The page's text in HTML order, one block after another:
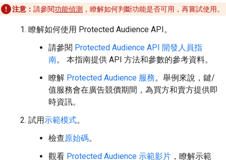
注意： 請參閱功能偵測 ，瞭解如何判斷功能是否可用，再嘗試使用。
瞭解如何使用 Protected Audience API。
請參閱 Protected Audience API 開發人員指
南。 本指南提供 API 方法和參數的參考資料。
瞭解 Protected Audience 服務。舉例來說，鍵/
值服務會在廣告競價期間，為買方和賣方提供即
時資訊。
試用示範模式。
檢查原始碼。
觀看 Protected Audience 示範影片 ，瞭解示範